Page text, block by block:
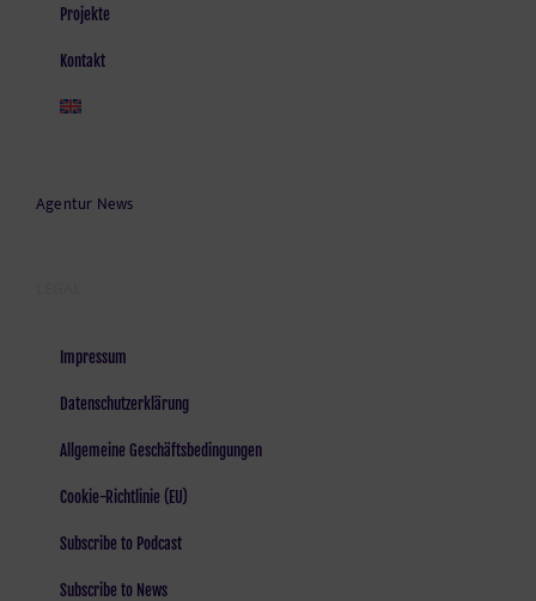
Projekte
Kontakt
Agentur News
Impressum
Datenschutzerklärung
Allgemeine Geschäftsbedingungen
Cookie-Richtlinie (EU)
Subscribe to Podcast
Subscribe to News